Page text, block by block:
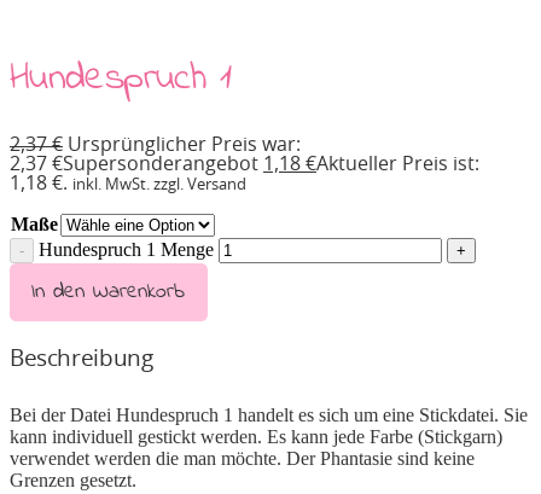
Hundespruch 1
2,37€ Ursprünglicher Preis war:
2,37 €Supersonderangebot 1,18 €Aktueller Preis ist:
1,18 €. inkl. MwSt. zzgl. Versand
Maße
Hundespruch 1 Menge
In den Warenkorb
Beschreibung
Bei der Datei Hundespruch 1 handelt es sich um eine Stickdatei. Sie
kann individuell gestickt werden. Es kann jede Farbe (Stickgarn)
verwendet werden die man möchte. Der Phantasie sind keine
Grenzen gesetzt.